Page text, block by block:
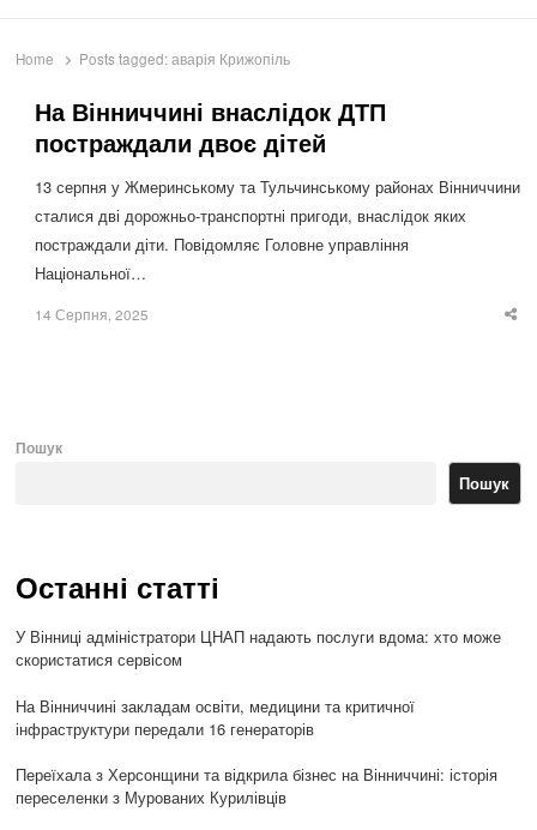
Home Posts tagged:аварія Крижопіль
На Вінниччині внаслідок ДТП
постраждали двоє дітей
13 серпня у Жмеринському та Тульчинському районах Вінниччини
сталися дві дорожньо-транспортні пригоди, внаслідок яких
постраждали діти. Повідомляє Головне управління
Національної…
14 Серпня, 2025
Пошук
Пошук
Останні статті
У Вінниці адміністратори ЦНАП надають послуги вдома: хто може
скористатися сервісом
На Вінниччині закладам освіти, медицини та критичної
інфраструктури передали 16 генераторів
Переїхала з Херсонщини та відкрила бізнес на Вінниччині: історія
переселенки з Мурованих Курилівців